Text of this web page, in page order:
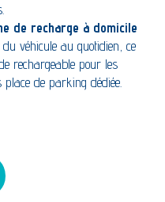
de recharge à domicile
véhicule au quotidien, ce
rechargeable pour les
de parking dédiée.